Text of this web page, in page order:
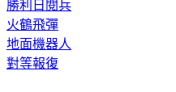
勝利日閱兵
火鶴飛彈
地面機器人
對等報復